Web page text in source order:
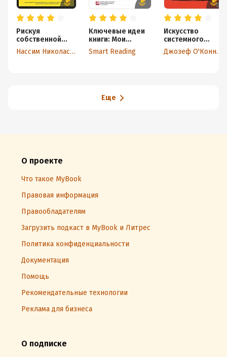
Рискуя
собственной
шкурой. Скрытая
асимметрия
Нассим Николас Талеб
Ключевые идеи
книги: Мои
принципы: жизнь
и работа. Рэй
Smart Reading
Искусство
системного
мышления.
Необходимые Джозеф О'Коннор
Еще
О проекте
Что такое MyBook
Правовая информация
Правообладателям
Загрузить подкаст в MyBook и Литрес
Политика конфиденциальности
Документация
Помощь
Рекомендательные технологии
Реклама для бизнеса
О подписке